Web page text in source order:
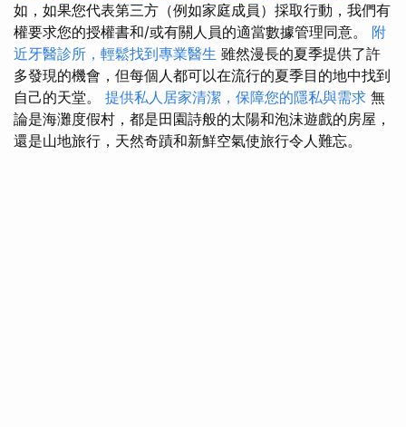
如，如果您代表第三方（例如家庭成員）採取行動，我們有
權要求您的授權書和/或有關人員的適當數據管理同意。 附
近牙醫診所，輕鬆找到專業醫生 雖然漫長的夏季提供了許
多發現的機會，但每個人都可以在流行的夏季目的地中找到
自己的天堂。 提供私人居家清潔，保障您的隱私與需求 無
論是海灘度假村，都是田園詩般的太陽和泡沫遊戲的房屋，
還是山地旅行，天然奇蹟和新鮮空氣使旅行令人難忘。